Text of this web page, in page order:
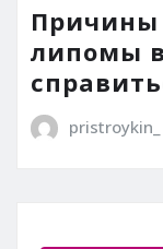
Причины
липомы
pristroykin_